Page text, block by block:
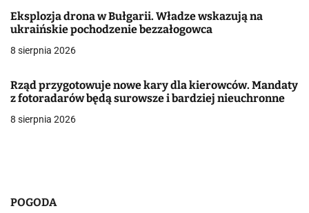
w
p
s
u
Eksplozja drona w Bułgarii. Władze wskazują na
ukraińskie pochodzenie bezzałogowca
8 sierpnia 2026
Rząd przygotowuje nowe kary dla kierowców. Mandaty
z fotoradarów będą surowsze i bardziej nieuchronne
8 sierpnia 2026
POGODA